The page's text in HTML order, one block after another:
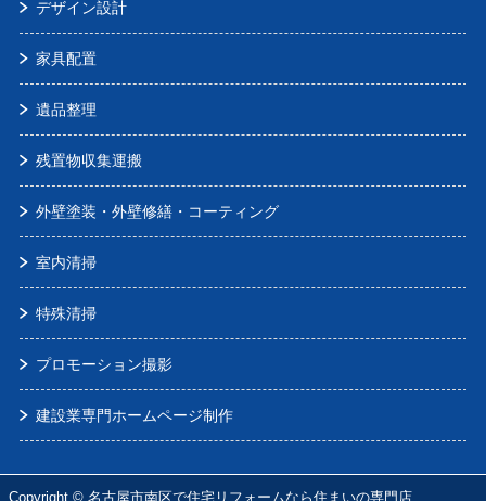
デザイン設計
家具配置
遺品整理
残置物収集運搬
外壁塗装・外壁修繕・コーティング
室内清掃
特殊清掃
プロモーション撮影
建設業専門ホームページ制作
Copyright © 名古屋市南区で住宅リフォームなら住まいの専門店